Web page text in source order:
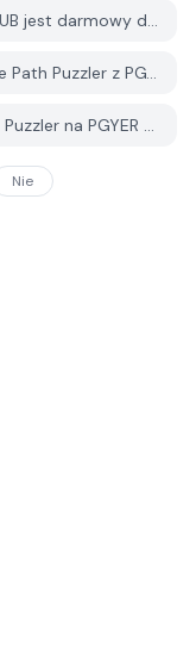
Czy Pipe Path Puzzler na PGYER APK HUB jest darmowy do pobrania?
Czy potrzebuję konta, aby pobrać Pipe Path Puzzler z PGYER APK HUB?
Jak mogę zgłosić problem z Pipe Path Puzzler na PGYER APK HUB?
Nie